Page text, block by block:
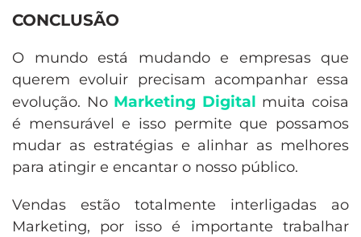
CONCLUSÃO
O mundo está mudando e empresas que
querem evoluir precisam acompanhar essa
evolução. No Marketing Digital muita coisa
é mensurável e isso permite que possamos
mudar as estratégias e alinhar as melhores
para atingir e encantar o nosso público.
Vendas estão totalmente interligadas ao
Marketing, por isso é importante trabalhar